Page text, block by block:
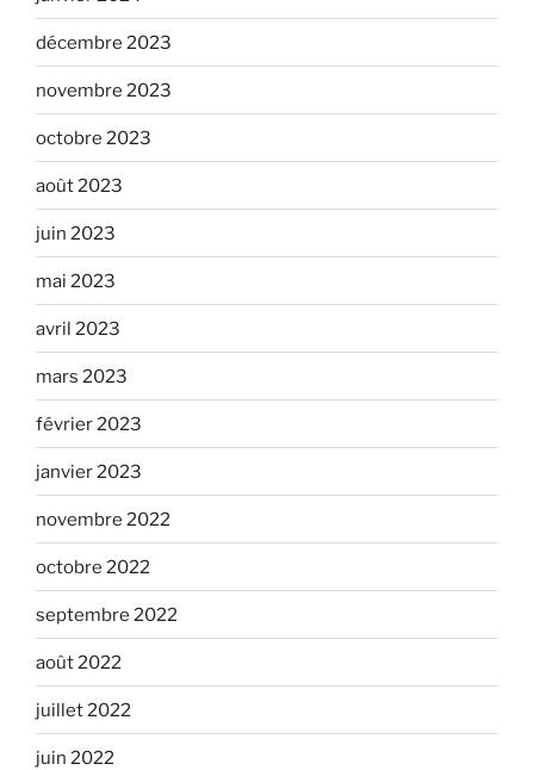
décembre 2023
novembre 2023
octobre 2023
août 2023
juin 2023
mai 2023
avril 2023
mars 2023
février 2023
janvier 2023
novembre 2022
octobre 2022
septembre 2022
août 2022
juillet 2022
juin 2022